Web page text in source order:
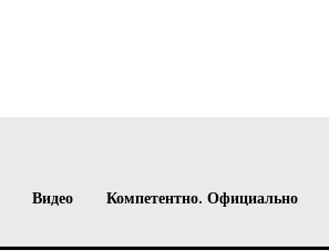
Видео Компетентно. Официально